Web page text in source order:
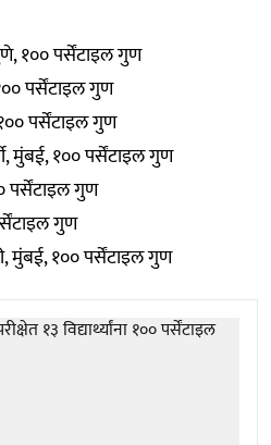
१०० पर्सेंटाइल गुण
पर्सेंटाइल गुण
पर्सेंटाइल गुण
मुंबई, १०० पर्सेंटाइल गुण
पर्सेंटाइल गुण
गुण
१०० पर्सेंटाइल गुण